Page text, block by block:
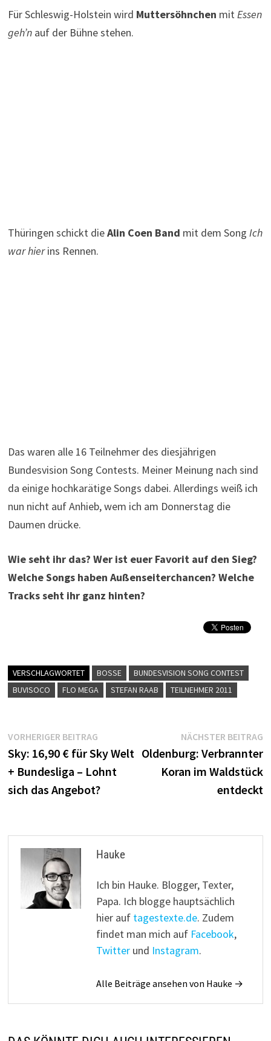
Für Schleswig-Holstein wird Muttersöhnchen mitEssen
geh’nauf der Bühne stehen.
Thüringen schickt dieAlin Coen Band mit dem Song Ich
war hierins Rennen.
Das waren alle 16 Teilnehmer des diesjährigen
Bundesvision Song Contests. Meiner Meinung nach sind
da einige hochkarätige Songs dabei. Allerdings weiß ich
nun nicht auf Anhieb, wem ich am Donnerstag die
Daumen drücke.
Wie seht ihr das? Wer ist euer Favorit auf den Sieg?
Welche Songs haben Außenseiterchancen? Welche
Tracks seht ihr ganz hinten?
VERSCHLAGWORTET BOSSE
BUNDESVISION SONG CONTEST
BUVISOCO
FLO MEGA STEFAN RAAB TEILNEHMER 2011
Beitragsnavigation
VORHERIGER BEITRAGVorheriger
Beitrag:
Sky: 16,90 € für Sky Welt
+ Bundesliga – Lohnt
sich das Angebot?
NÄCHSTER BEITRAG
Oldenburg: Verbrannter
Koran im Waldstück
entdeckt
Hauke
Ich bin Hauke. Blogger, Texter,
Papa. Ich blogge hauptsächlich
hier auf tagestexte.de. Zudem
findet man mich auf Facebook,
Twitterund Instagram.
Alle Beiträge ansehen von Hauke →